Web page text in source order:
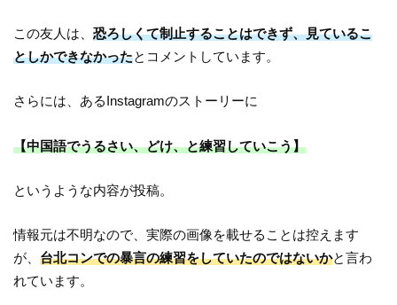
この友人は、恐ろしくて制止することはできず、見ているこ
としかできなかったとコメントしています。
さらには、あるInstagramのストーリーに
【中国語でうるさい、どけ、と練習していこう】
というような内容が投稿。
情報元は不明なので、実際の画像を載せることは控えます
が、台北コンでの暴言の練習をしていたのではないかと言わ
れています。